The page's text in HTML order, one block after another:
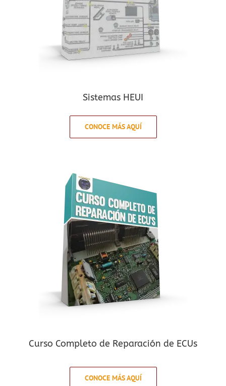
Sistemas HEUI
CONOCE MÁS AQUÍ
Curso Completo de Reparación de ECUs
CONOCE MÁS AQUÍ